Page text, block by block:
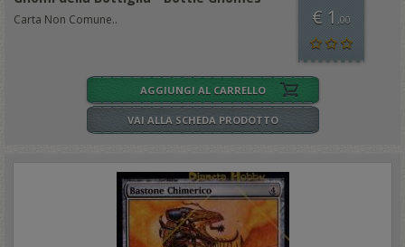
Carta Non Comune.. € 1 ,00
AGGIUNGI AL CARRELLO
VAI ALLA SCHEDA PRODOTTO